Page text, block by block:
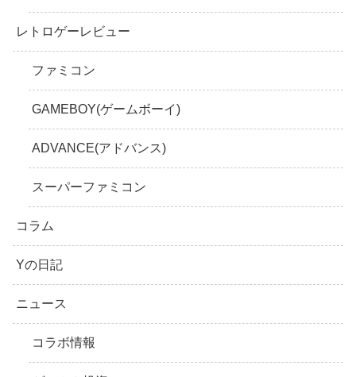
レトロゲーレビュー
ファミコン
GAMEBOY(ゲームボーイ)
ADVANCE(アドバンス)
スーパーファミコン
コラム
Yの日記
ニュース
コラボ情報